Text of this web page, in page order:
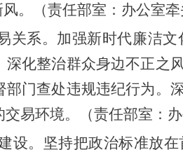
。 （责任部室： 办公室
关系。加强新时代廉洁
深化整治群众身边不正之
部门查处违规违纪行为 。
易环境。
（责任部室：
设。坚持把政治标准放在